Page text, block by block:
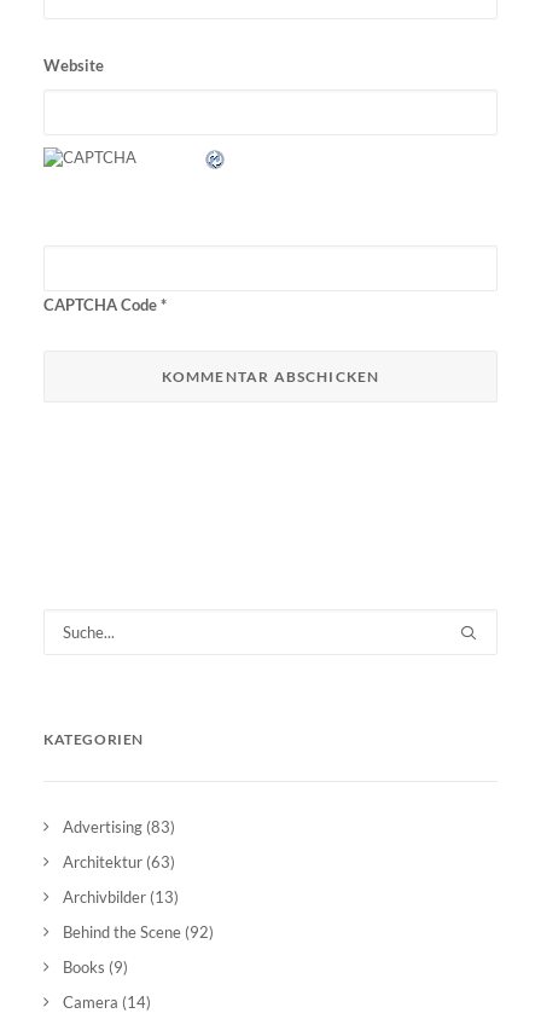
Website
CAPTCHA Code*
KATEGORIEN
Advertising (83)
Architektur (63)
Archivbilder (13)
Behind the Scene (92)
Books (9)
Camera (14)